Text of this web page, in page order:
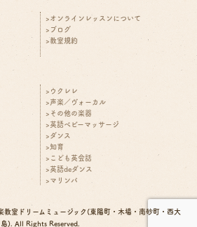
オンラインレッスンについて
ブログ
教室規約
ウクレレ
声楽／ヴォーカル
その他の楽器
英語ベビーマッサージ
ダンス
知育
こども英会話
英語deダンス
マリンバ
室ドリームミュージック(東陽町・木場・南砂町・西大
島). All Rights Reserved.